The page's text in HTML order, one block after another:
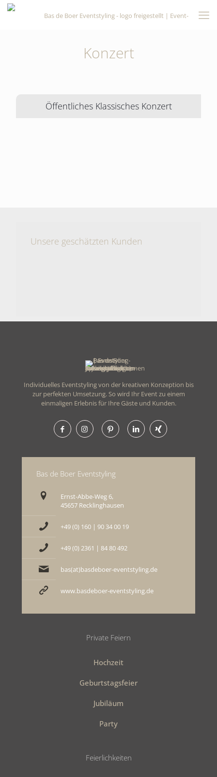
Konzert
Öffentliches Klassisches Konzert
Unsere geschätzten Kunden
Individuelles Eventstyling von der kreativen Konzeption bis
zur perfekten Umsetzung. So wird Ihr Event zu einem
einmaligen Erlebnis für Ihre Gäste und Kunden.
Bas de Boer Eventstyling
Ernst-Abbe-Weg 6,
45657 Recklinghausen
+49 (0) 160 | 90 34 00 19
+49 (0) 2361 | 84 80 492
bas(at)basdeboer-eventstyling.de
www.basdeboer-eventstyling.de
Private Feiern
Hochzeit
Geburtstagsfeier
Jubiläum
Party
Feierlichkeiten